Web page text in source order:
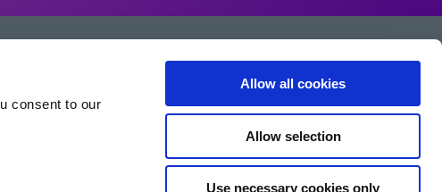
consent to our
Allow all cookies
Allow selection
Use necessary cookies only